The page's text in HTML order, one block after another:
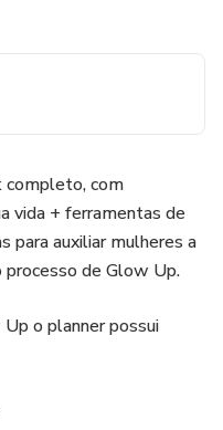
completo, com
vida + ferramentas de
para auxiliar mulheres a
processo de Glow Up.
o planner possui